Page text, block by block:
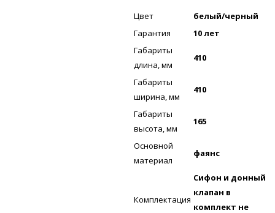
Цвет
белый/черный
Гарантия
10 лет
Габариты
длина, мм
410
Габариты
ширина, мм
410
Габариты
высота, мм
165
Основной
материал
фаянс
Комплектация
Сифон и донный
клапан в
комплект не